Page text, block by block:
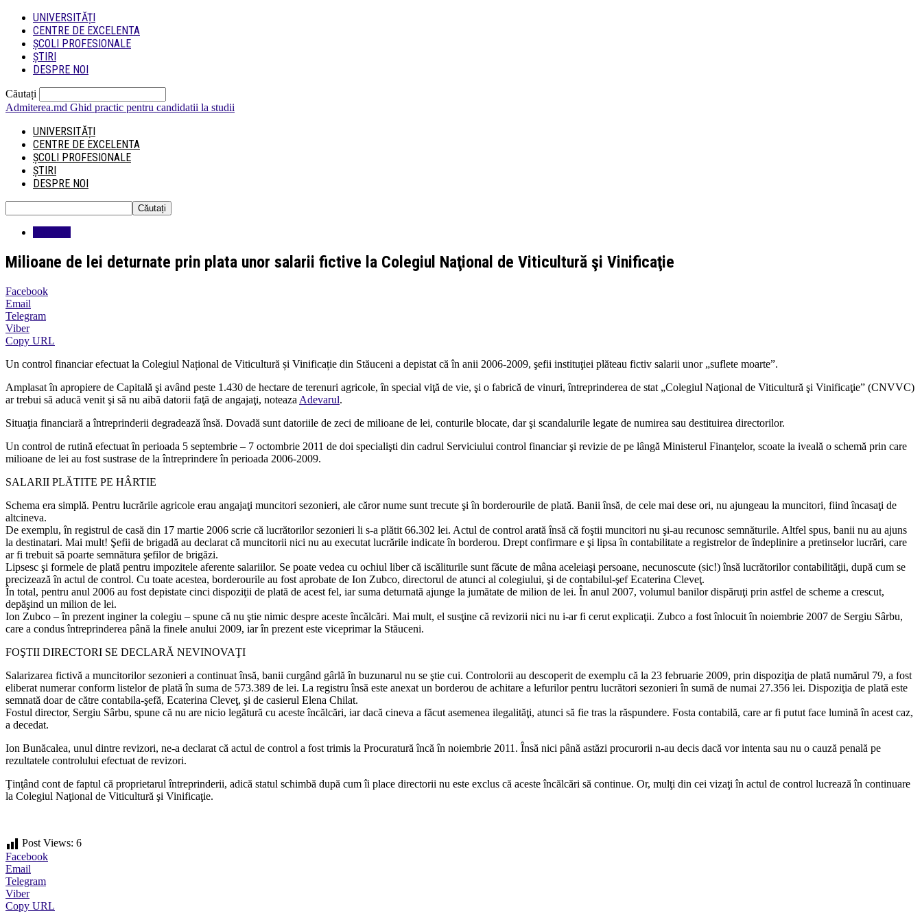
UNIVERSITĂȚI
CENTRE DE EXCELENTA
ȘCOLI PROFESIONALE
ȘTIRI
DESPRE NOI
Căutați
Admiterea.md Ghid practic pentru candidatii la studii
UNIVERSITĂȚI
CENTRE DE EXCELENTA
ȘCOLI PROFESIONALE
ȘTIRI
DESPRE NOI
Milioane de lei deturnate prin plata unor salarii fictive la Colegiul Naţional de Viticultură şi Vinificaţie
Facebook
Email
Telegram
Viber
Copy URL
Un control financiar efectuat la Colegiul Național de Viticultură și Vinificație din Stăuceni a depistat că în anii 2006-2009, şefii instituţiei plăteau fictiv salarii unor „suflete moarte”.
Amplasat în apropiere de Capitală şi având peste 1.430 de hectare de terenuri agricole, în special viţă de vie, şi o fabrică de vinuri, întreprinderea de stat „Colegiul Naţional de Viticultură şi Vinificaţie” (CNVVC)
ar trebui să aducă venit şi să nu aibă datorii faţă de angajaţi, noteaza Adevarul.
Situaţia financiară a întreprinderii degradează însă. Dovadă sunt datoriile de zeci de milioane de lei, conturile blocate, dar şi scandalurile legate de numirea sau destituirea directorilor.
Un control de rutină efectuat în perioada 5 septembrie – 7 octombrie 2011 de doi specialişti din cadrul Serviciului control financiar şi revizie de pe lângă Ministerul Finanţelor, scoate la iveală o schemă prin care
milioane de lei au fost sustrase de la întreprindere în perioada 2006-2009.
SALARII PLĂTITE PE HÂRTIE
Schema era simplă. Pentru lucrările agricole erau angajaţi muncitori sezonieri, ale căror nume sunt trecute şi în borderourile de plată. Banii însă, de cele mai dese ori, nu ajungeau la muncitori, fiind încasaţi de
altcineva.
De exemplu, în registrul de casă din 17 martie 2006 scrie că lucrătorilor sezonieri li s-a plătit 66.302 lei. Actul de control arată însă că foştii muncitori nu şi-au recunosc semnăturile. Altfel spus, banii nu au ajuns
la destinatari. Mai mult! Şefii de brigadă au declarat că muncitorii nici nu au executat lucrările indicate în borderou. Drept confirmare e şi lipsa în contabilitate a registrelor de îndeplinire a pretinselor lucrări, care
ar fi trebuit să poarte semnătura şefilor de brigăzi.
Lipsesc şi formele de plată pentru impozitele aferente salariilor. Se poate vedea cu ochiul liber că iscăliturile sunt făcute de mâna aceleiaşi persoane, necunoscute (sic!) însă lucrătorilor contabilităţii, după cum se
precizează în actul de control. Cu toate acestea, borderourile au fost aprobate de Ion Zubco, directorul de atunci al colegiului, şi de contabilul-şef Ecaterina Cleveţ.
În total, pentru anul 2006 au fost depistate cinci dispoziţii de plată de acest fel, iar suma deturnată ajunge la jumătate de milion de lei. În anul 2007, volumul banilor dispăruţi prin astfel de scheme a crescut,
depăşind un milion de lei.
Ion Zubco – în prezent inginer la colegiu – spune că nu ştie nimic despre aceste încălcări. Mai mult, el susţine că revizorii nici nu i-ar fi cerut explicaţii. Zubco a fost înlocuit în noiembrie 2007 de Sergiu Sârbu,
care a condus întreprinderea până la finele anului 2009, iar în prezent este viceprimar la Stăuceni.
FOŞTII DIRECTORI SE DECLARĂ NEVINOVAŢI
Salarizarea fictivă a muncitorilor sezonieri a continuat însă, banii curgând gârlă în buzunarul nu se ştie cui. Controlorii au descoperit de exemplu că la 23 februarie 2009, prin dispoziţia de plată numărul 79, a fost
eliberat numerar conform listelor de plată în suma de 573.389 de lei. La registru însă este anexat un borderou de achitare a lefurilor pentru lucrători sezonieri în sumă de numai 27.356 lei. Dispoziţia de plată este
semnată doar de către contabila-şefă, Ecaterina Cleveţ, şi de casierul Elena Chilat.
Fostul director, Sergiu Sârbu, spune că nu are nicio legătură cu aceste încălcări, iar dacă cineva a făcut asemenea ilegalităţi, atunci să fie tras la răspundere. Fosta contabilă, care ar fi putut face lumină în acest caz,
a decedat.
Ion Bunăcalea, unul dintre revizori, ne-a declarat că actul de control a fost trimis la Procuratură încă în noiembrie 2011. Însă nici până astăzi procurorii n-au decis dacă vor intenta sau nu o cauză penală pe
rezultatele controlului efectuat de revizori.
Ţinţând cont de faptul că proprietarul întreprinderii, adică statul schimbă după cum îi place directorii nu este exclus că aceste încălcări să continue. Or, mulţi din cei vizaţi în actul de control lucrează în continuare
la Colegiul Naţional de Viticultură şi Vinificaţie.
Post Views: 6
Facebook
Email
Telegram
Viber
Copy URL